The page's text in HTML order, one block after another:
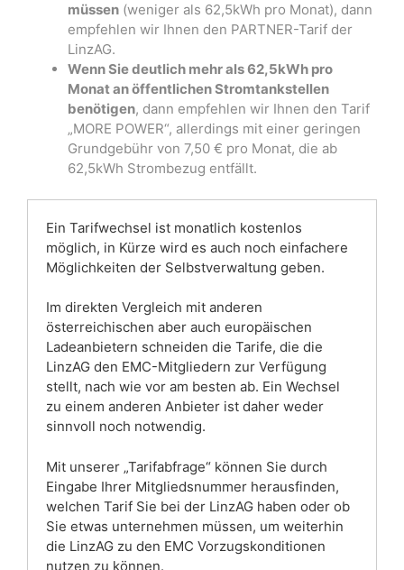
müssen (weniger als 62,5kWh pro Monat), dann
empfehlen wir Ihnen den PARTNER-Tarif der
LinzAG.
Wenn Sie deutlich mehr als 62,5kWh pro
Monat an öffentlichen Stromtankstellen
benötigen, dann empfehlen wir Ihnen den Tarif
„MORE POWER“, allerdings mit einer geringen
Grundgebühr von 7,50 € pro Monat, die ab
62,5kWh Strombezug entfällt.
Ein Tarifwechsel ist monatlich kostenlos
möglich, in Kürze wird es auch noch einfachere
Möglichkeiten der Selbstverwaltung geben.
Im direkten Vergleich mit anderen
österreichischen aber auch europäischen
Ladeanbietern schneiden die Tarife, die die
LinzAG den EMC-Mitgliedern zur Verfügung
stellt, nach wie vor am besten ab. Ein Wechsel
zu einem anderen Anbieter ist daher weder
sinnvoll noch notwendig.
Mit unserer „Tarifabfrage“ können Sie durch
Eingabe Ihrer Mitgliedsnummer herausfinden,
welchen Tarif Sie bei der LinzAG haben oder ob
Sie etwas unternehmen müssen, um weiterhin
die LinzAG zu den EMC Vorzugskonditionen
nutzen zu können.